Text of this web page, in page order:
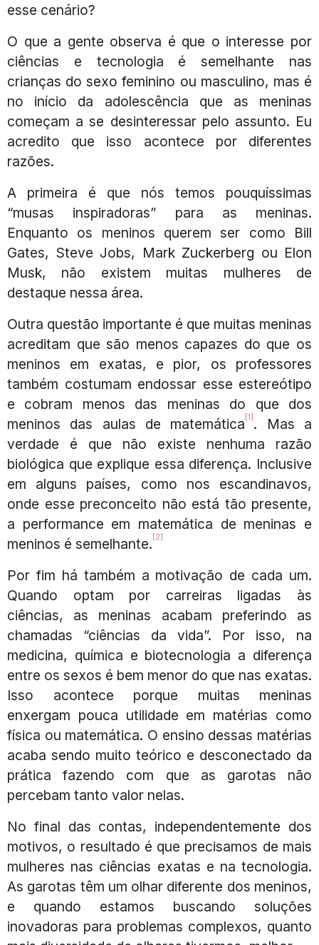
esse cenário?
O que a gente observa é que o interesse por
ciências e tecnologia é semelhante nas
crianças do sexo feminino ou masculino, mas é
no início da adolescência que as meninas
começam a se desinteressar pelo assunto. Eu
acredito que isso acontece por diferentes
razões.
A primeira é que nós temos pouquíssimas
“musas inspiradoras” para as meninas.
Enquanto os meninos querem ser como Bill
Gates, Steve Jobs, Mark Zuckerberg ou Elon
Musk, não existem muitas mulheres de
destaque nessa área.
Outra questão importante é que muitas meninas
acreditam que são menos capazes do que os
meninos em exatas, e pior, os professores
também costumam endossar esse estereótipo
e cobram menos das meninas do que dos
meninos das aulas de matemática [1] . Mas a
verdade é que não existe nenhuma razão
biológica que explique essa diferença. Inclusive
em alguns países, como nos escandinavos,
onde esse preconceito não está tão presente,
a performance em matemática de meninas e
meninos é semelhante. [2]
Por fim há também a motivação de cada um.
Quando optam por carreiras ligadas às
ciências, as meninas acabam preferindo as
chamadas “ciências da vida”. Por isso, na
medicina, química e biotecnologia a diferença
entre os sexos é bem menor do que nas exatas.
Isso acontece porque muitas meninas
enxergam pouca utilidade em matérias como
física ou matemática. O ensino dessas matérias
acaba sendo muito teórico e desconectado da
prática fazendo com que as garotas não
percebam tanto valor nelas.
No final das contas, independentemente dos
motivos, o resultado é que precisamos de mais
mulheres nas ciências exatas e na tecnologia.
As garotas têm um olhar diferente dos meninos,
e quando estamos buscando soluções
inovadoras para problemas complexos, quanto